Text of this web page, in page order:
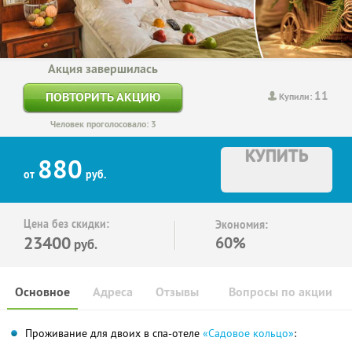
Купили: 11
Акция завершилась
ПОВТОРИТЬ АКЦИЮ
Человек проголосовало: 3
от 880 руб.
КУПИТЬ
Цена без скидки:
23400 руб.
Экономия:
60%
Основное Отзывы Вопросы по акции
Адреса
Проживание для двоих в спа-отеле «Садовое кольцо»: